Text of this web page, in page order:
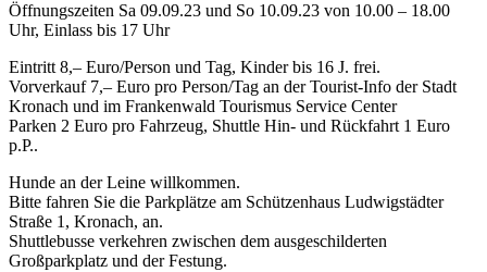
Öffnungszeiten Sa 09.09.23 und So 10.09.23 von 10.00 – 18.00
Uhr, Einlass bis 17 Uhr
Eintritt 8,– Euro/Person und Tag, Kinder bis 16 J. frei.
Vorverkauf 7,– Euro pro Person/Tag an der Tourist-Info der Stadt
Kronach und im Frankenwald Tourismus Service Center
Parken 2 Euro pro Fahrzeug, Shuttle Hin- und Rückfahrt 1 Euro
p.P..
Hunde an der Leine willkommen.
Bitte fahren Sie die Parkplätze am Schützenhaus Ludwigstädter
Straße 1, Kronach, an.
Shuttlebusse verkehren zwischen dem ausgeschilderten
Großparkplatz und der Festung.